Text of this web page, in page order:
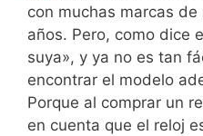
con muchas marcas
años. Pero, como dice
suya», y ya no es tan
encontrar el modelo
Porque al comprar un
en cuenta que el reloj